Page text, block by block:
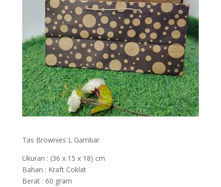
Tas Brownies L Gambar
Ukuran : (36 x 15 x 18) cm
Bahan : Kraft Coklat
Berat : 60 gram